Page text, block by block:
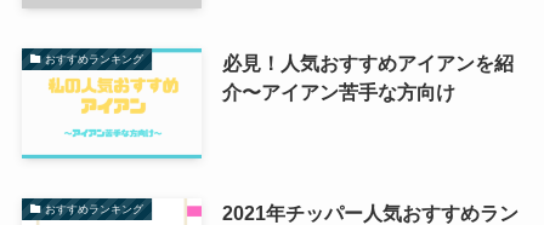
おすすめランキング
必見！人気おすすめアイアンを紹
介〜アイアン苦手な方向け
おすすめランキング
2021年チッパー人気おすすめラン